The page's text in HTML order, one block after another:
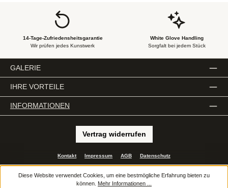
14-Tage-Zufriedensheitsgarantie
Wir prüfen jedes Kunstwerk
White Glove Handling
Sorgfalt bei jedem Stück
GALERIE
IHRE VORTEILE
INFORMATIONEN
Vertrag widerrufen
Kontakt Impressum AGB Datenschutz
Alle Preise inkl. gesetzl. Mehrwertsteuer zzgl.Versandkostenund ggf.
Nachnahmegebühren, wenn nicht anders angegeben.
Diese Website verwendet Cookies, um eine bestmögliche Erfahrung bieten zu
können. Mehr Informationen ...